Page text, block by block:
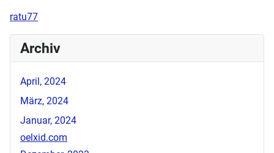
ratu77
Archiv
April, 2024
März, 2024
Januar, 2024
oelxid.com